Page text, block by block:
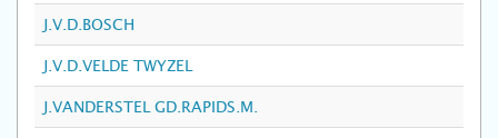
J.V.D.BOSCH
J.V.D.VELDE TWYZEL
J.VANDERSTEL GD.RAPIDS.M.